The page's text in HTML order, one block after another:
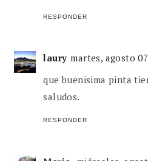
RESPONDER
laury martes, agosto
que buenisima pinta
saludos.
RESPONDER